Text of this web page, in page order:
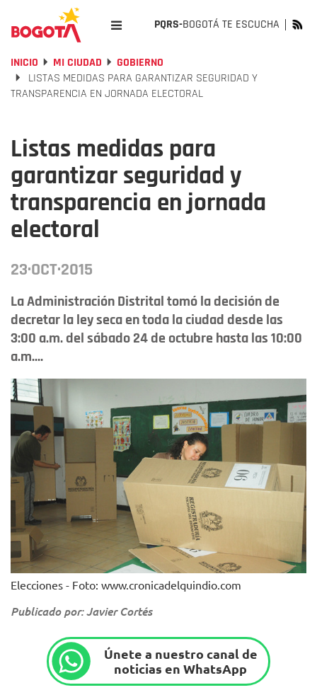
PQRS-BOGOTÁ TE ESCUCHA
INICIO MI CIUDAD
GOBIERNO
LISTAS MEDIDAS PARA GARANTIZAR SEGURIDAD Y
TRANSPARENCIA EN JORNADA ELECTORAL
Listas medidas para
garantizar seguridad y
transparencia en jornada
electoral
23·OCT·2015
La Administración Distrital tomó la decisión de
decretar la ley seca en toda la ciudad desde las
3:00 a.m. del sábado 24 de octubre hasta las 10:00
a.m....
Elecciones - Foto: www.cronicadelquindio.com
Publicado por: Javier Cortés
Únete a nuestro canal de
noticias en WhatsApp